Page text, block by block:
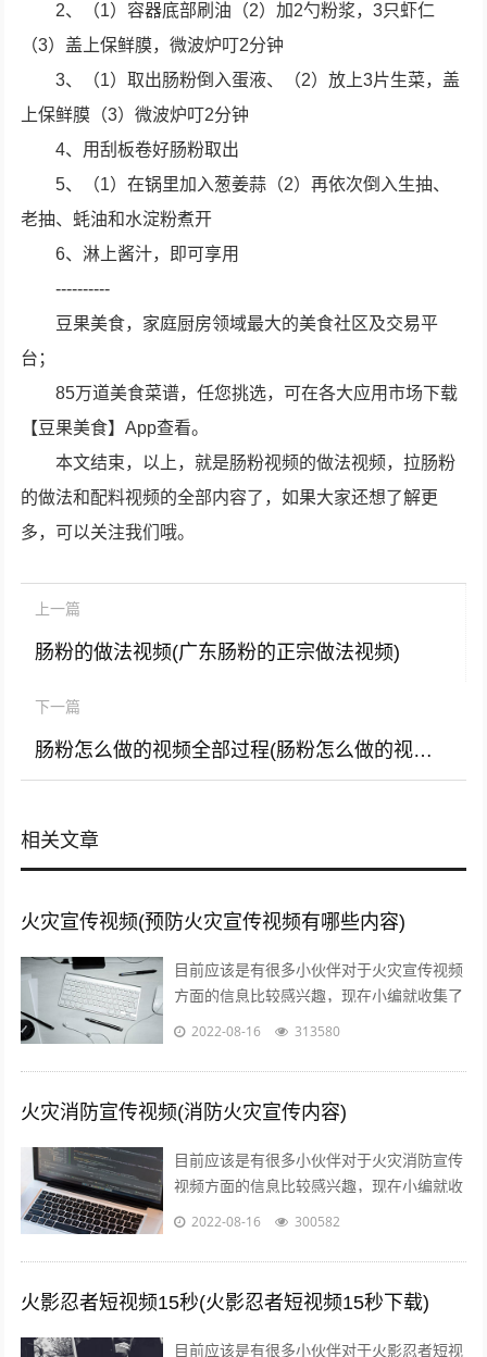
2、（1）容器底部刷油（2）加2勺粉浆，3只虾仁
（3）盖上保鲜膜，微波炉叮2分钟
3、（1）取出肠粉倒入蛋液、（2）放上3片生菜，盖
上保鲜膜（3）微波炉叮2分钟
4、用刮板卷好肠粉取出
5、（1）在锅里加入葱姜蒜（2）再依次倒入生抽、
老抽、蚝油和水淀粉煮开
6、淋上酱汁，即可享用
----------
豆果美食，家庭厨房领域最大的美食社区及交易平
台；
85万道美食菜谱，任您挑选，可在各大应用市场下载
【豆果美食】App查看。
本文结束，以上，就是肠粉视频的做法视频，拉肠粉
的做法和配料视频的全部内容了，如果大家还想了解更
多，可以关注我们哦。
上一篇
肠粉的做法视频(广东肠粉的正宗做法视频)
下一篇
肠粉怎么做的视频全部过程(肠粉怎么做的视频教程)
相关文章
火灾宣传视频(预防火灾宣传视频有哪些内容)
目前应该是有很多小伙伴对于火灾宣传视频
方面的信息比较感兴趣，现在小编就收集了
一些与预防火灾宣传视频有哪些内容相关的
2022-08-16 313580
火灾消防宣传视频(消防火灾宣传内容)
目前应该是有很多小伙伴对于火灾消防宣传
视频方面的信息比较感兴趣，现在小编就收
集了一些与消防火灾宣传内容相关的信息来
2022-08-16 300582
火影忍者短视频15秒(火影忍者短视频15秒下载)
目前应该是有很多小伙伴对于火影忍者短视